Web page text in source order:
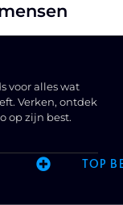
voor alles wat
Verken, ontdek
op zijn best.
TOP